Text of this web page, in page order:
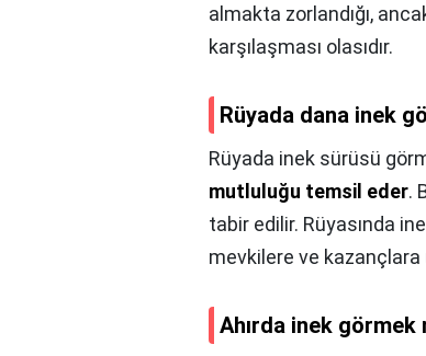
almakta zorlandığı,
karşılaşması olasıdır.
Rüyada dana inek
Rüyada inek sürüsü
mutluluğu temsil eder.
tabir edilir. Rüyasında
mevkilere ve kazançlara
Ahırda inek görmek